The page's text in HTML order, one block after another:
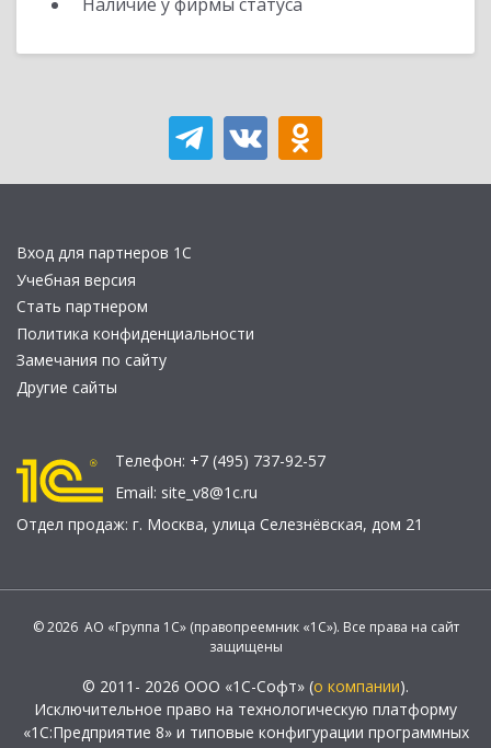
Вход для партнеров 1С
Учебная версия
Стать партнером
Политика конфиденциальности
Замечания по сайту
Другие сайты
Телефон: +7 (495) 737-92-57
Email: site_v8@1c.ru
Отдел продаж: г. Москва, улица Селезнёвская, дом 21
© 2026 АО «Группа 1С» (правопреемник «1С»). Все права на сайт
защищены
© 2011- 2026 ООО «1С-Софт» (о компании).
Исключительное право на технологическую платформу
«1С:Предприятие 8» и типовые конфигурации программных